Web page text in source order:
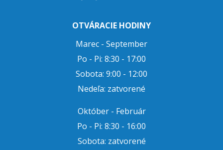
OTVÁRACIE HODINY
Marec - September
Po - Pi: 8:30 - 17:00
Sobota: 9:00 - 12:00
Nedeľa: zatvorené
Október - Február
Po - Pi: 8:30 - 16:00
Sobota: zatvorené